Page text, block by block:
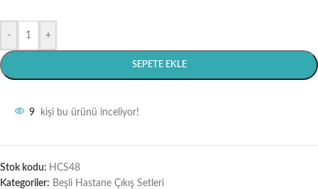
- +
SEPETE EKLE
9 kişi bu ürünü inceliyor!
Stok kodu: HCS48
Kategoriler: Beşli Hastane Çıkış Setleri